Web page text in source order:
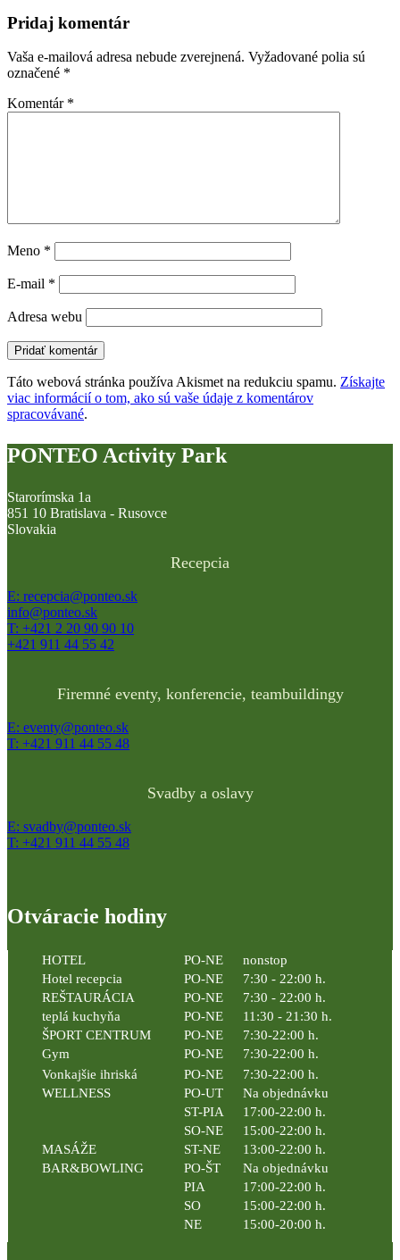
Pridaj komentár
Vaša e-mailová adresa nebude zverejnená. Vyžadované polia sú
označené *
Komentár *
Meno *
E-mail *
Adresa webu
Táto webová stránka používa Akismet na redukciu spamu. Získajte
viac informácií o tom, ako sú vaše údaje z komentárov
spracovávané.
PONTEO Activity Park
Starorímska 1a
851 10 Bratislava - Rusovce
Slovakia
Recepcia
E: recepcia@ponteo.sk
info@ponteo.sk
T: +421 2 20 90 90 10
+421 911 44 55 42
Firemné eventy, konferencie, teambuildingy
E: eventy@ponteo.sk
T: +421 911 44 55 48
Svadby a oslavy
E: svadby@ponteo.sk
T: +421 911 44 55 48
Otváracie hodiny
HOTEL PO-NE
nonstop
Hotel recepcia
PO-NE
7:30 - 22:00 h.
REŠTAURÁCIA
PO-NE
7:30 - 22:00 h.
teplá kuchyňa
PO-NE
11:30 - 21:30 h.
ŠPORT CENTRUM
PO-NE
7:30-22:00 h.
Gym
PO-NE
7:30-22:00 h.
Vonkajšie ihriská
PO-NE
7:30-22:00 h.
WELLNESS
PO-UT
Na objednávku
ST-PIA
17:00-22:00 h.
SO-NE
15:00-22:00 h.
MASÁŽE
ST-NE
13:00-22:00 h.
BAR&BOWLING
PO-ŠT
Na objednávku
PIA
17:00-22:00 h.
SO
15:00-22:00 h.
NE
15:00-20:00 h.